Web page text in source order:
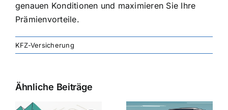
genauen Konditionen und maximieren Sie Ihre
Prämienvorteile.
KFZ-Versicherung
Ähnliche Beiträge
Versicherung:
Kfz-